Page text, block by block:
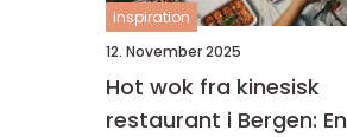
inspiration
12. November 2025
Hot wok fra kinesisk
restaurant i Bergen: En